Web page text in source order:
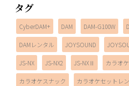
タグ
CyberDAM+ DAM DAM-G100W
DAMレンタル JOYSOUND
JS-NX JS-NX2 JS-NXⅡ カラオケ
カラオケスナック カラオケセットレ